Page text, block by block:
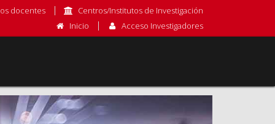
docentes
Centros/Institutos de Investigación
Inicio
Acceso Investigadores